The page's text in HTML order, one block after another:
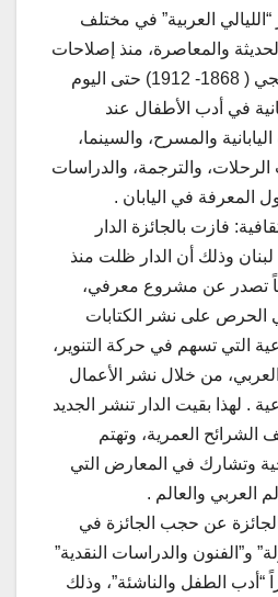
العربية” في مختلف
الحديثة والمعاصرة، منذ إصلاحات
الإمبراطور المتنور المايجي ( 1868- 1912) حتى اليوم
في أدب الأطفال عند
اليابانية والمسرح، والسينما،
الرحلات، والترجمة، والدراسات
المعرفة في اليابان .
فازت بالجائزة الدار
لبنان وذلك أن الدار ظلت منذ
تصدر عن مشروع معرفي،
الحرص على نشر الكتابات
التي تسهم في حركة التنوير،
من خلال نشر الأعمال
. لهذا بقيت الدار تنشر الجديد
الشرائح العمرية، وتهتم
وتشارك في المعارض التي
العربي والعالم .
عن حجب الجائزة في
و”الفنون والدراسات النقدية”
“أدب الطفل والناشئة”، وذلك